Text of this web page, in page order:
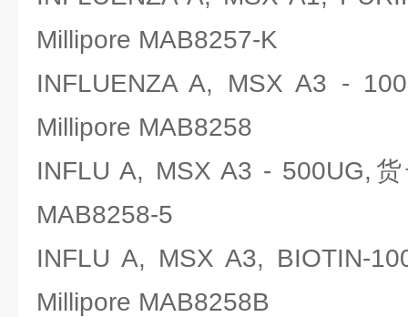
Millipore MAB8257-K
INFLUENZA A, MSX A3 -
Millipore MAB8258
INFLU A, MSX A3 - 500UG,
MAB8258-5
INFLU A, MSX A3, BIOTIN-
Millipore MAB8258B